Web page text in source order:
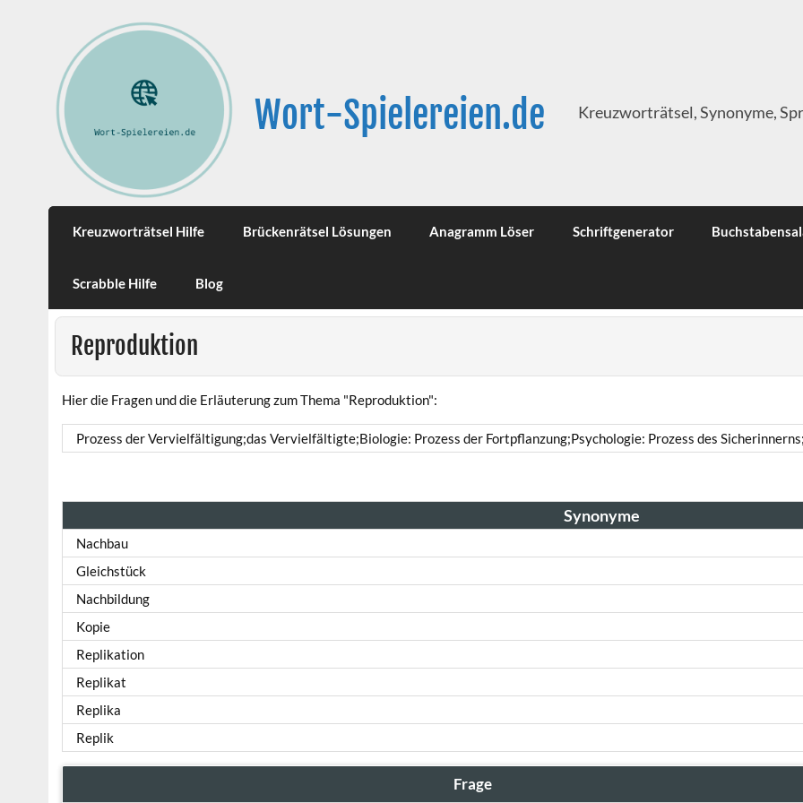
Wort-Spielereien.de Kreuzworträtsel, Synonyme,
Kreuzworträtsel Hilfe Brückenrätsel Lösungen Anagramm Löser Schriftgenerator
Scrabble Hilfe Blog
Reproduktion
Hier die Fragen und die Erläuterung zum Thema "Reproduktion":
Prozess der Vervielfältigung;das Vervielfältigte;Biologie: Prozess der Fortpflanzung;Psychologie: Prozess des Sicherinnerns;
Synonyme
Nachbau
Gleichstück
Nachbildung
Kopie
Replikation
Replikat
Replika
Replik
Frage